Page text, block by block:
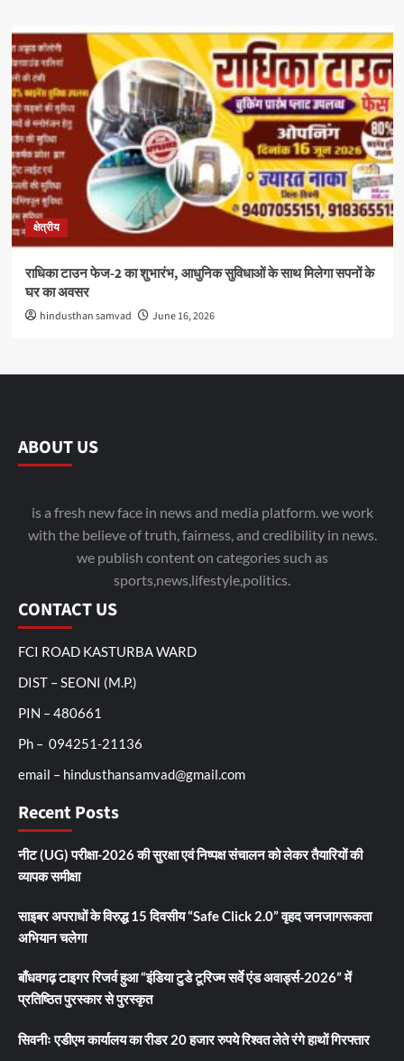
क्षेत्रीय
राधिका टाउन फेज-2 का शुभारंभ, आधुनिक सुविधाओं के साथ मिलेगा सपनों के
घर का अवसर
hindusthan samvad June 16, 2026
ABOUT US
is a fresh new face in news and media platform. we work
with the believe of truth, fairness, and credibility in news.
we publish content on categories such as
sports,news,lifestyle,politics.
CONTACT US
FCI ROAD KASTURBA WARD
DIST – SEONI (M.P.)
PIN – 480661
Ph – 094251-21136
email – hindusthansamvad@gmail.com
Recent Posts
नीट (UG) परीक्षा-2026 की सुरक्षा एवं निष्पक्ष संचालन को लेकर तैयारियों की
व्यापक समीक्षा
साइबर अपराधों के विरुद्ध 15 दिवसीय “Safe Click 2.0” वृहद जनजागरूकता
अभियान चलेगा
बाँधवगढ़ टाइगर रिजर्व हुआ “इंडिया टुडे टूरिज्म सर्वे एंड अवार्ड्स-2026” में
प्रतिष्ठित पुरस्कार से पुरस्कृत
सिवनीः एडीएम कार्यालय का रीडर 20 हजार रुपये रिश्वत लेते रंगे हाथों गिरफ्तार